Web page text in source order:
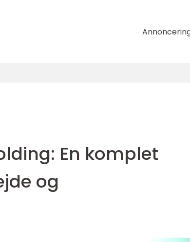
En komplet
og